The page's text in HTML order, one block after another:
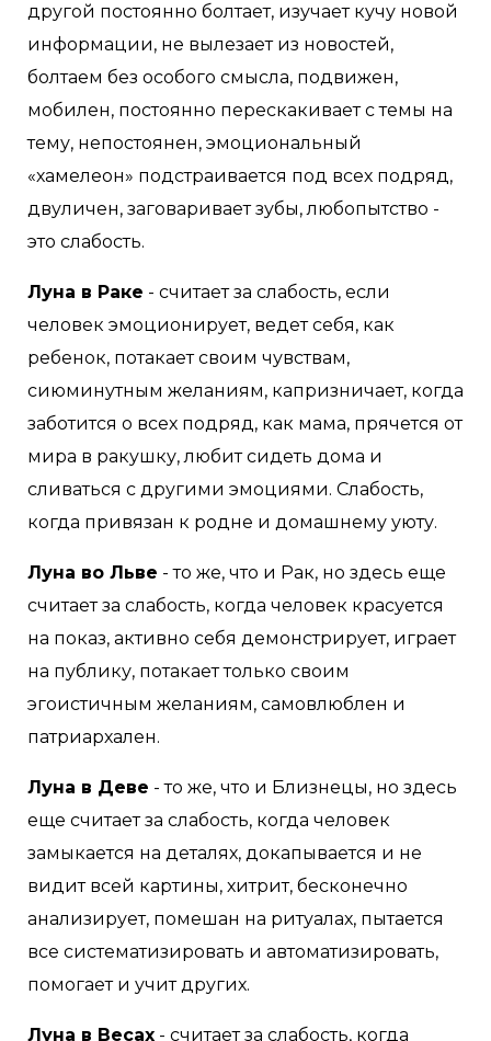
другой постоянно болтает, изучает кучу новой
информации, не вылезает из новостей,
болтаем без особого смысла, подвижен,
мобилен, постоянно перескакивает с темы на
тему, непостоянен, эмоциональный
«хамелеон» подстраивается под всех подряд,
двуличен, заговаривает зубы, любопытство -
это слабость.
Луна в Раке - считает за слабость, если
человек эмоционирует, ведет себя, как
ребенок, потакает своим чувствам,
сиюминутным желаниям, капризничает, когда
заботится о всех подряд, как мама, прячется от
мира в ракушку, любит сидеть дома и
сливаться с другими эмоциями. Слабость,
когда привязан к родне и домашнему уюту.
Луна во Льве - то же, что и Рак, но здесь еще
считает за слабость, когда человек красуется
на показ, активно себя демонстрирует, играет
на публику, потакает только своим
эгоистичным желаниям, самовлюблен и
патриархален.
Луна в Деве - то же, что и Близнецы, но здесь
еще считает за слабость, когда человек
замыкается на деталях, докапывается и не
видит всей картины, хитрит, бесконечно
анализирует, помешан на ритуалах, пытается
все систематизировать и автоматизировать,
помогает и учит других.
Луна в Весах - считает за слабость, когда